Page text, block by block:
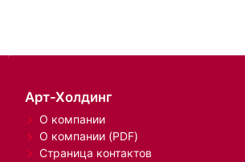
Арт-Холдинг
О компании
О компании (PDF)
Страница контактов